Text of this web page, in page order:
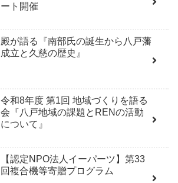
ート開催
殿が語る『南部氏の誕生から八戸藩
成立と久慈の歴史』
令和8年度 第1回 地域づくりを語る
会『八戸地域の課題とRENの活動
について』
【認定NPO法人イーパーツ】第33
回複合機等寄贈プログラム